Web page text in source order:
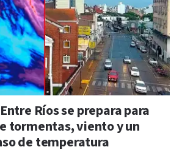
Ríos se prepara para
tormentas, viento y un
de temperatura